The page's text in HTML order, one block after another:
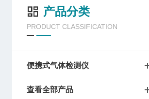
产品分类
PRODUCT CLASSIFICATION
便携式气体检测仪
查看全部产品